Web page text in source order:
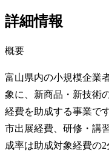
詳細情報
概要
富山県内の小規模企業
象に、新商品・新技術
経費を助成する事業で
市出展経費、研修・講
成率は助成対象経費の